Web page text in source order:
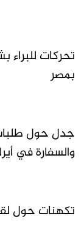
تحركات للبراء
بمصر
جدل حول
والسفارة في
تكهنات حول